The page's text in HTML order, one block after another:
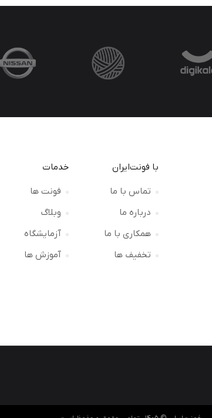
با فونت‌ایران
تماس با ما
درباره ما
همکاری با ما
تخفیف ها
خدمات
فونت ها
وبلاگ
آزمایشگاه
آموزش ها